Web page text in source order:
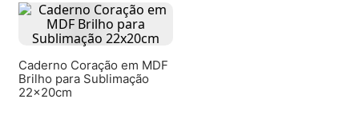
Caderno Coração em MDF
Brilho para Sublimação
22x20cm